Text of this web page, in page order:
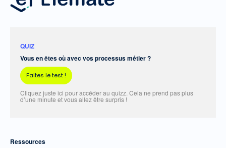
QUIZ
Vous en êtes où avec vos processus métier ?
Faites le test !
Cliquez juste ici pour accéder au quizz. Cela ne prend pas plus
d’une minute et vous allez être surpris !
Ressources